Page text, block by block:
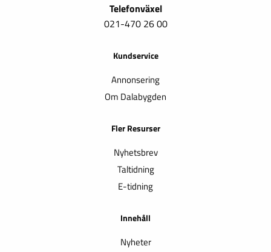
Telefonväxel
021-470 26 00
Kundservice
Annonsering
Om Dalabygden
Fler Resurser
Nyhetsbrev
Taltidning
E-tidning
Innehåll
Nyheter